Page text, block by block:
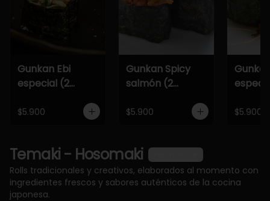
Gunkan Ebi
especial (2
$5.900
Gunkan Spicy
salmón (2
$5.900 $5.900
Temaki - Hosomaki
Rolls tradicionales y creativos, elaborados al momento con
ingredientes frescos y sabores auténticos de la cocina
japonesa.